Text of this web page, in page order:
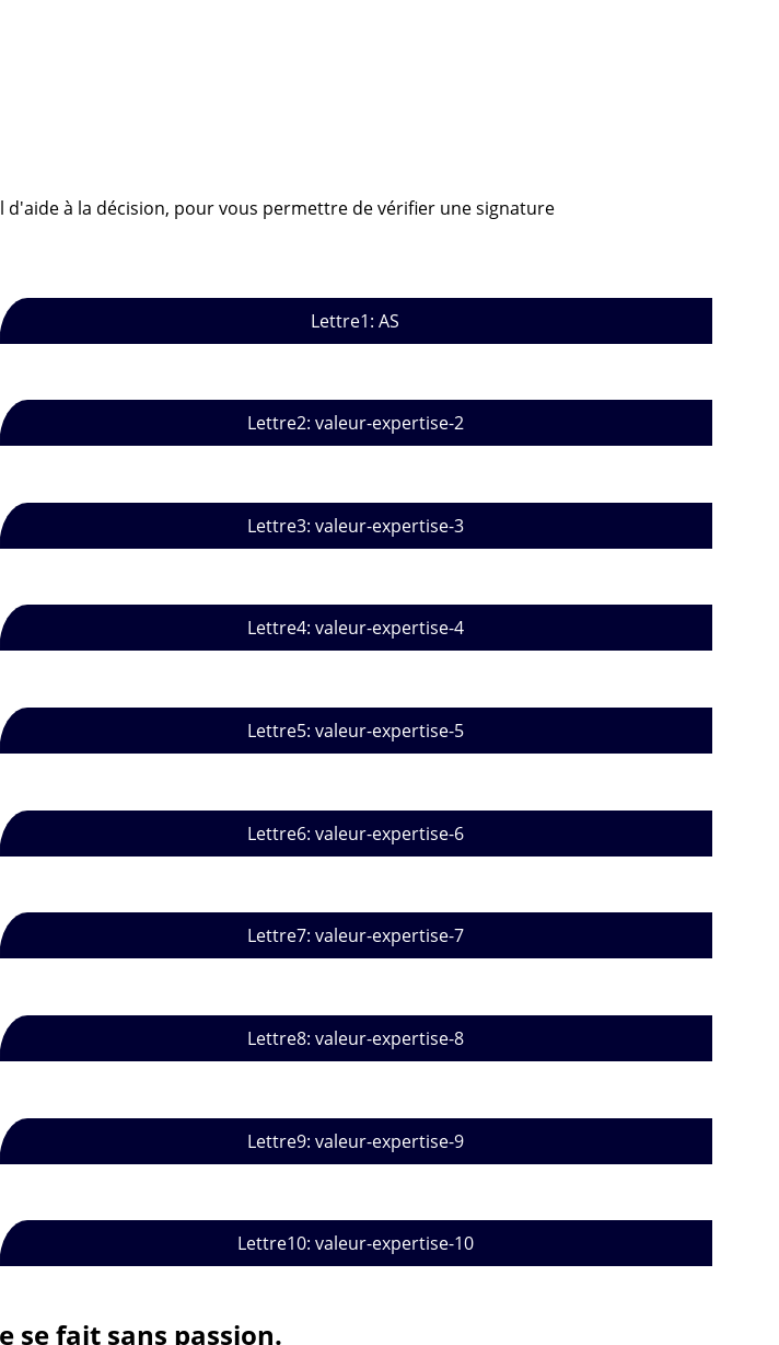
à la décision, pour vous permettre de vérifier une signature
Lettre1: AS
Lettre2: valeur-expertise-2
Lettre3: valeur-expertise-3
Lettre4: valeur-expertise-4
Lettre5: valeur-expertise-5
Lettre6: valeur-expertise-6
Lettre7: valeur-expertise-7
Lettre8: valeur-expertise-8
Lettre9: valeur-expertise-9
Lettre10: valeur-expertise-10
se fait sans passion.